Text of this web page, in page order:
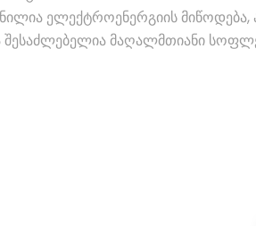
ელექტროენერგიის მიწოდება,
მაღალმთიანი